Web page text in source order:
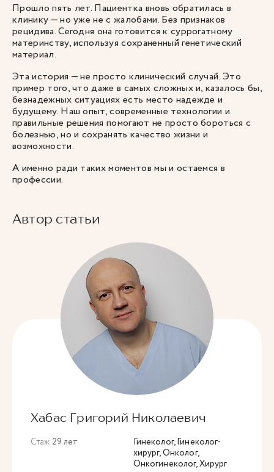
Прошло пять лет. Пациентка вновь обратилась в
клинику — но уже не с жалобами. Без признаков
рецидива. Сегодня она готовится к суррогатному
материнству, используя сохраненный генетический
материал.
Эта история — не просто клинический случай. Это
пример того, что даже в самых сложных и, казалось бы,
безнадежных ситуациях есть место надежде и
будущему. Наш опыт, современные технологии и
правильные решения помогают не просто бороться с
болезнью, но и сохранять качество жизни и
возможности.
А именно ради таких моментов мы и остаемся в
профессии.
Автор статьи
Хабас Григорий Николаевич
Стаж 29 лет
Гинеколог, Гинеколог-
хирург, Онколог,
Онкогинеколог, Хирург